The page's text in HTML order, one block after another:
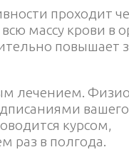
проходит
массу крови в
повышает
лечением.
курсом,
раз в полгода.